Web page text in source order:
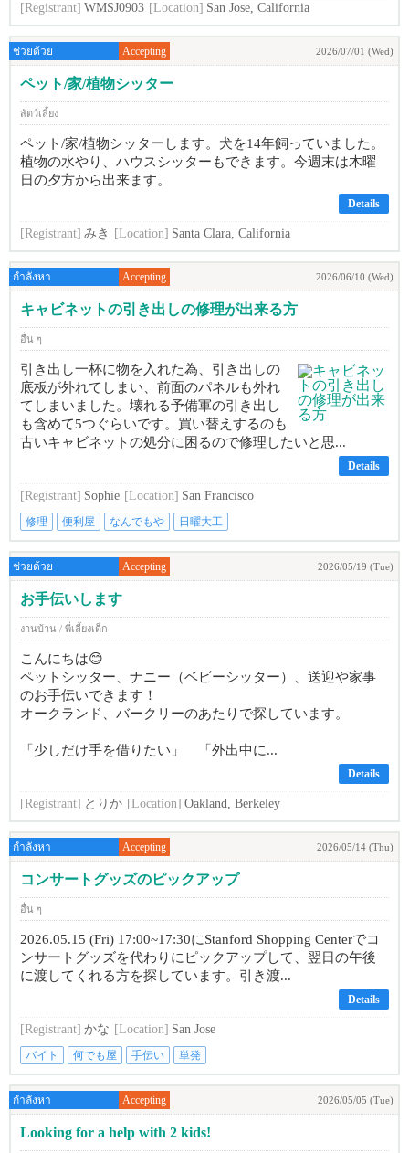
[Registrant] WMSJ0903 [Location] San Jose, California
ช่วยด้วย Accepting 2026/07/01 (Wed)
ペット/家/植物シッター
สัตว์เลี้ยง
ペット/家/植物シッターします。犬を14年飼っていました。
植物の水やり、ハウスシッターもできます。今週末は木曜
日の夕方から出来ます。
Details
[Registrant] みき [Location] Santa Clara, California
กำลังหา Accepting 2026/06/10 (Wed)
キャビネットの引き出しの修理が出来る方
อื่น ๆ
引き出し一杯に物を入れた為、引き出しの
底板が外れてしまい、前面のパネルも外れ
てしまいました。壊れる予備軍の引き出し
も含めて5つぐらいです。買い替えするのも
古いキャビネットの処分に困るので修理したいと思...
Details
[Registrant] Sophie [Location] San Francisco
修理 便利屋 なんでもや 日曜大工
ช่วยด้วย Accepting 2026/05/19 (Tue)
お手伝いします
งานบ้าน / พี่เลี้ยงเด็ก
こんにちは😊
ペットシッター、ナニー（ベビーシッター）、送迎や家事
のお手伝いできます！
オークランド、バークリーのあたりで探しています。
「少しだけ手を借りたい」 「外出中に...
Details
[Registrant] とりか [Location] Oakland, Berkeley
กำลังหา Accepting 2026/05/14 (Thu)
コンサートグッズのピックアップ
อื่น ๆ
2026.05.15 (Fri) 17:00~17:30にStanford Shopping Centerでコ
ンサートグッズを代わりにピックアップして、翌日の午後
に渡してくれる方を探しています。引き渡...
Details
[Registrant] かな [Location] San Jose
バイト 何でも屋 手伝い 単発
กำลังหา Accepting 2026/05/05 (Tue)
Looking for a help with 2 kids!